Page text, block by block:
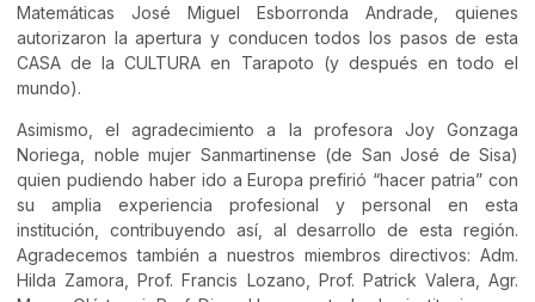
Matemáticas José Miguel Esborronda Andrade, quienes
autorizaron la apertura y conducen todos los pasos de esta
CASA de la CULTURA en Tarapoto (y después en todo el
mundo).
Asimismo, el agradecimiento a la profesora Joy Gonzaga
Noriega, noble mujer Sanmartinense (de San José de Sisa)
quien pudiendo haber ido a Europa prefirió “hacer patria” con
su amplia experiencia profesional y personal en esta
institución, contribuyendo así, al desarrollo de esta región.
Agradecemos también a nuestros miembros directivos: Adm.
Hilda Zamora, Prof. Francis Lozano, Prof. Patrick Valera, Agr.